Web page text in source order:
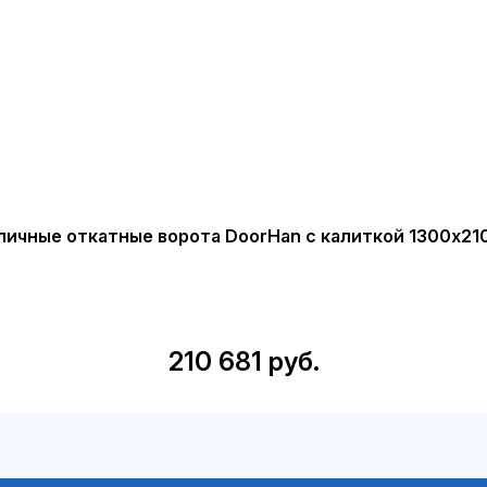
откатные ворота DoorHan с калиткой
210 681 руб.